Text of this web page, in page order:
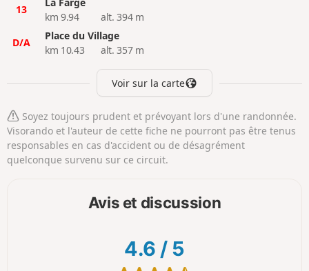
13
km 9.94
alt. 394 m
D/A
Place du Village
km 10.43
alt. 357 m
Voir sur la carte
Soyez toujours prudent et prévoyant lors d'une randonnée.
Visorando et l'auteur de cette fiche ne pourront pas être tenus
responsables en cas d'accident ou de désagrément
quelconque survenu sur ce circuit.
Avis et discussion
4.6 / 5